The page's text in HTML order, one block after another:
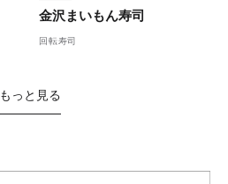
金沢まいもん寿司
回転寿司
もっと見る